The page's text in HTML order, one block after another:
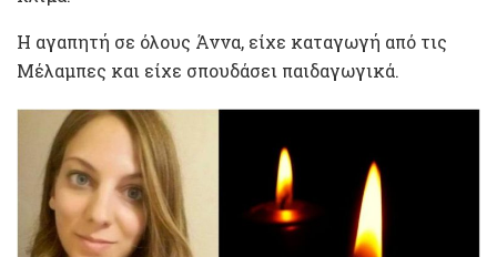
Η αγαπητή σε όλους Άννα, είχε καταγωγή από τις
Μέλαμπες και είχε σπουδάσει παιδαγωγικά.